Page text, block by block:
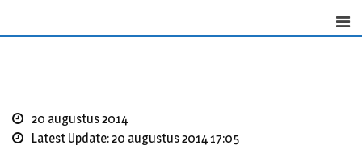
20 augustus 2014
Latest Update: 20 augustus 2014 17:05